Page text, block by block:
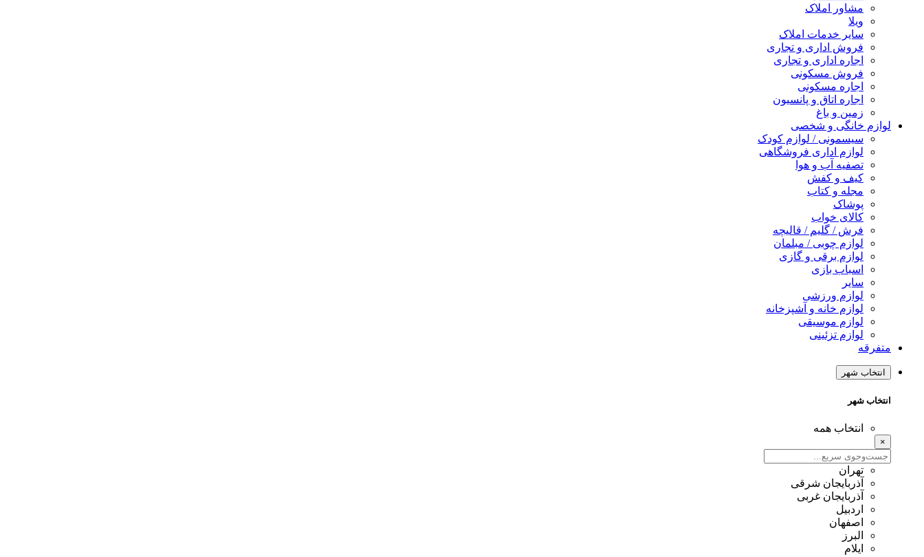
مشاور املاک
ویلا
سایر خدمات املاک
فروش اداری و تجاری
اجاره اداری و تجاری
فروش مسکونی
اجاره مسکونی
اجاره اتاق و پانسیون
زمین و باغ
لوازم خانگی و شخصی
سیسمونی / لوازم کودک
لوازم اداری فروشگاهی
تصفیه آب و هوا
کیف و کفش
مجله و کتاب
پوشاک
کالای خواب
فرش / گلیم / قالیچه
لوازم چوبی / مبلمان
لوازم برقی و گازی
اسباب بازی
سایر
لوازم ورزشی
لوازم خانه و آشپزخانه
لوازم موسیقی
لوازم تزئینی
متفرقه
انتخاب شهر
انتخاب شهر
انتخاب همه
×
تهران
آذربایجان شرقی
آذربایجان غربی
اردبیل
اصفهان
البرز
ایلام